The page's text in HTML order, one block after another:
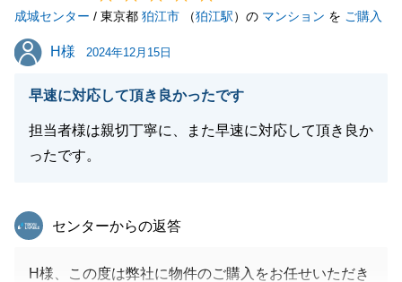
閉じる
成城センター / 東京都 狛江市 （狛江駅）の マンション を ご購入
H様
H様 2024年12月15日
早速に対応して頂き良かったです
担当者様は親切丁寧に、また早速に対応して頂き良か
ったです。
東急リバブル
センターからの返答
H様、この度は弊社に物件のご購入をお任せいただき